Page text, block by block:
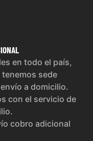
en todo el país,
sede
a domicilio.
con el servicio de
cobro adicional